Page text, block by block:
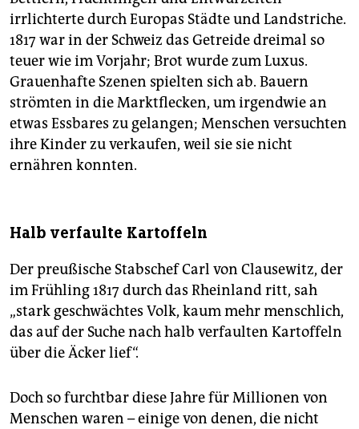
irrlichterte durch Europas Städte und Landstriche.
1817 war in der Schweiz das Getreide dreimal so
teuer wie im Vorjahr; Brot wurde zum Luxus.
Grauenhafte Szenen spielten sich ab. Bauern
strömten in die Marktflecken, um irgendwie an
etwas Essbares zu gelangen; Menschen versuchten
ihre Kinder zu verkaufen, weil sie sie nicht
ernähren konnten.
Halb verfaulte Kartoffeln
Der preußische Stabschef Carl von Clausewitz, der
im Frühling 1817 durch das Rheinland ritt, sah
„stark geschwächtes Volk, kaum mehr menschlich,
das auf der Suche nach halb verfaulten Kartoffeln
über die Äcker lief“.
Doch so furchtbar diese Jahre für Millionen von
Menschen waren – einige von denen, die nicht